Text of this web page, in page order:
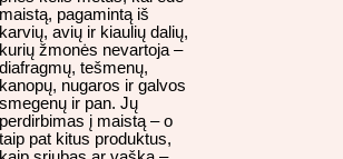
maistą, pagamintą iš
karvių, avių ir kiaulių dalių,
kurių žmonės nevartoja –
diafragmų, tešmenų,
kanopų, nugaros ir galvos
smegenų ir pan. Jų
perdirbimas į maistą – o
taip pat kitus produktus,